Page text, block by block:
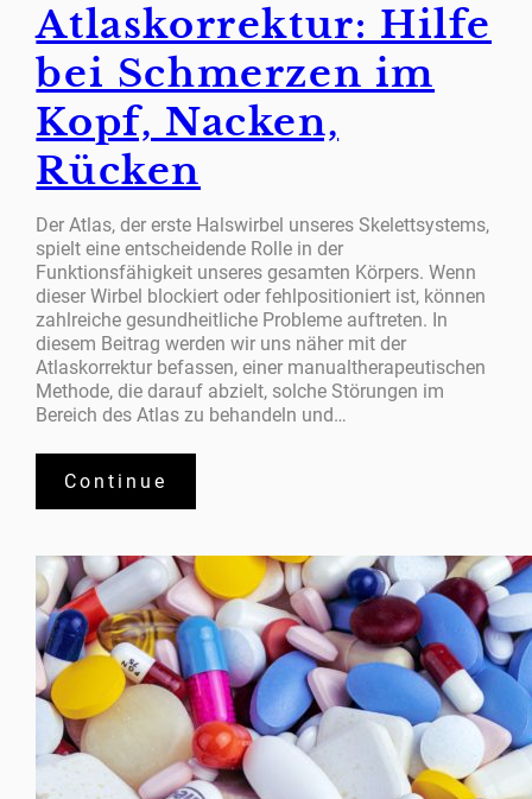
Atlaskorrektur: Hilfe
bei Schmerzen im
Kopf, Nacken,
Rücken
Der Atlas, der erste Halswirbel unseres Skelettsystems,
spielt eine entscheidende Rolle in der
Funktionsfähigkeit unseres gesamten Körpers. Wenn
dieser Wirbel blockiert oder fehlpositioniert ist, können
zahlreiche gesundheitliche Probleme auftreten. In
diesem Beitrag werden wir uns näher mit der
Atlaskorrektur befassen, einer manualtherapeutischen
Methode, die darauf abzielt, solche Störungen im
Bereich des Atlas zu behandeln und…
Continue